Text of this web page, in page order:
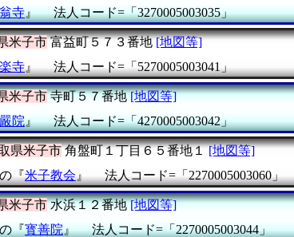
寺』 法人コード=「3270005003035」
米子市富益町５７３番地 [地図等]
寺 』 法人コード=「5270005003041」
米子市寺町５７番地 [地図等]
院』 法人コード=「4270005003042」
県米子市角盤町１丁目６５番地１ [地図等]
『米子教会 』 法人コード=「2270005003060」
米子市水浜１２番地 [地図等]
『寳善院』 法人コード=「2270005003044」